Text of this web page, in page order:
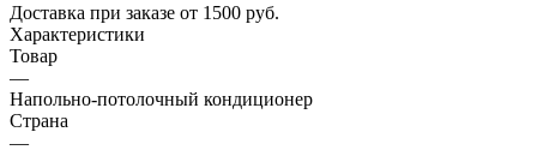
Доставка при заказе от 1500 руб.
Характеристики
Товар
—
Напольно-потолочный кондиционер
Страна
—